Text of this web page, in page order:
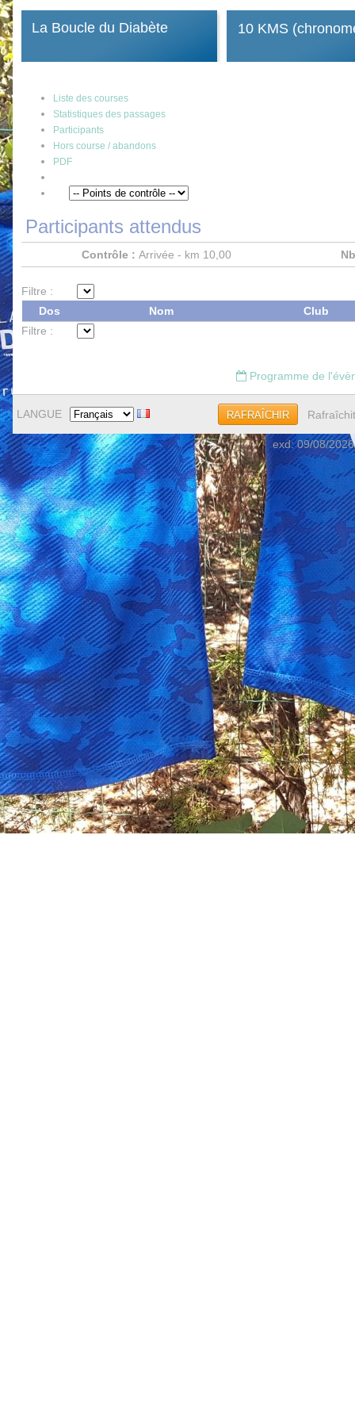
La Boucle du Diabète 10 KMS
Liste des courses
Statistiques des passages
Participants
Hors course / abandons
PDF
Participants attendus
Contrôle : Arrivée - km 10,00
Filtre :
Dos
Nom
Club
Filtre :
Programme de
LANGUE RAFRAÎCHIR
exd: 09/08/